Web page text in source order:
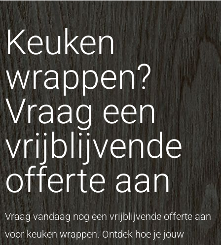
Keuken
wrappen?
Vraag een
vrijblijvende
offerte aan
Vraag vandaag nog een vrijblijvende offerte aan
voor keuken wrappen. Ontdek hoe je jouw